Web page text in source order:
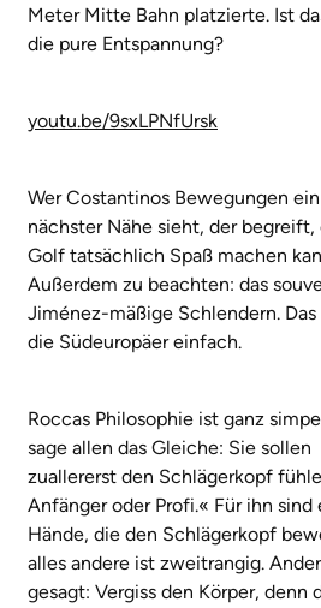
Meter Mitte Bahn platzierte. Ist
die pure Entspannung?
youtu.be/9sxLPNfUrsk
Wer Costantinos Bewegungen
nächster Nähe sieht, der begreift,
Golf tatsächlich Spaß machen
Außerdem zu beachten: das
Jiménez-mäßige Schlendern. Das
die Südeuropäer einfach.
Roccas Philosophie ist ganz
sage allen das Gleiche: Sie sollen
zuallererst den Schlägerkopf
Anfänger oder Profi.« Für ihn sind
Hände, die den Schlägerkopf
alles andere ist zweitrangig.
gesagt: Vergiss den Körper, denn